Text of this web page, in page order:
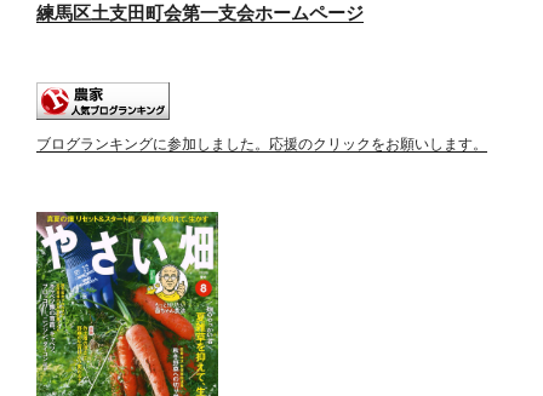
練馬区土支田町会第一支会ホームページ
ブログランキングに参加しました。応援のクリックをお願いします。